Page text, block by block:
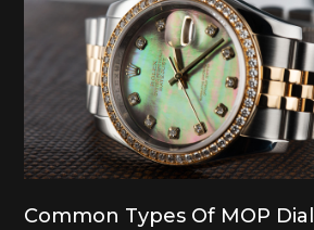
Common Types Of MOP Dial